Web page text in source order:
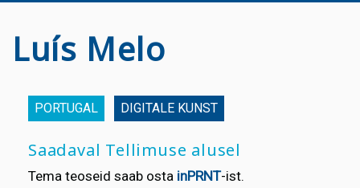
Luís Melo
PORTUGAL DIGITALE KUNST
Saadaval Tellimuse alusel
Tema teoseid saab osta inPRNT-ist.